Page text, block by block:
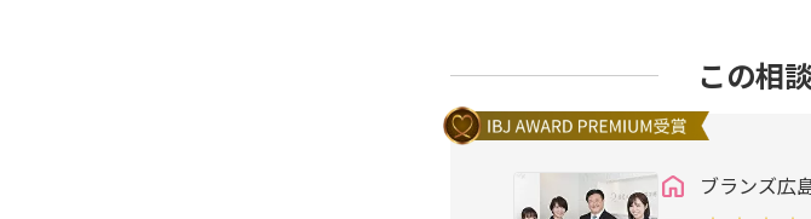
この相
ブランズ広